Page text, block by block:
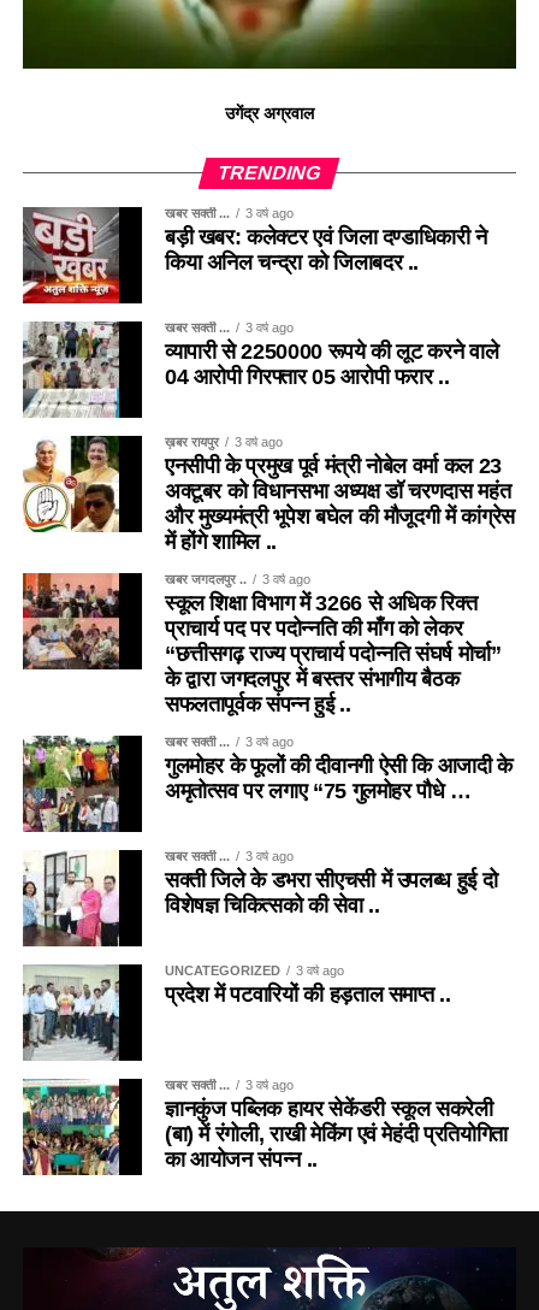
उगेंद्र अग्रवाल
TRENDING
खबर सक्ती ... 3 वर्ष ago
बड़ी खबर: कलेक्टर एवं जिला दण्डाधिकारी ने
किया अनिल चन्द्रा को जिलाबदर ..
खबर सक्ती ... 3 वर्ष ago
व्यापारी से 2250000 रूपये की लूट करने वाले
04 आरोपी गिरफ्तार 05 आरोपी फरार ..
ख़बर रायपुर 3 वर्ष ago
एनसीपी के प्रमुख पूर्व मंत्री नोबेल वर्मा कल 23
अक्टूबर को विधानसभा अध्यक्ष डॉ चरणदास महंत
और मुख्यमंत्री भूपेश बघेल की मौजूदगी में कांग्रेस
में होंगे शामिल ..
खबर जगदलपुर .. 3 वर्ष ago
स्कूल शिक्षा विभाग में 3266 से अधिक रिक्त
प्राचार्य पद पर पदोन्नति की माँग को लेकर
“छत्तीसगढ़ राज्य प्राचार्य पदोन्नति संघर्ष मोर्चा”
के द्वारा जगदलपुर में बस्तर संभागीय बैठक
सफलतापूर्वक संपन्न हुई ..
खबर सक्ती ... 3 वर्ष ago
गुलमोहर के फूलों की दीवानगी ऐसी कि आजादी के
अमृतोत्सव पर लगाए “75 गुलमोहर पौधे …
खबर सक्ती ... 3 वर्ष ago
सक्ती जिले के डभरा सीएचसी में उपलब्ध हुई दो
विशेषज्ञ चिकित्सको की सेवा ..
UNCATEGORIZED 3 वर्ष ago
प्रदेश में पटवारियों की हड़ताल समाप्त ..
खबर सक्ती ... 3 वर्ष ago
ज्ञानकुंज पब्लिक हायर सेकेंडरी स्कूल सकरेली
(बा) में रंगोली, राखी मेकिंग एवं मेहंदी प्रतियोगिता
का आयोजन संपन्न ..